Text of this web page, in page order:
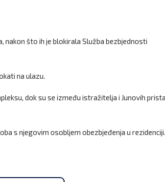
nakon što ih je blokirala Služba bezbjednosti
na ulazu.
dok su se između istražitelja i Junovih
s njegovim osobljem obezbjeđenja u rezidenciji.